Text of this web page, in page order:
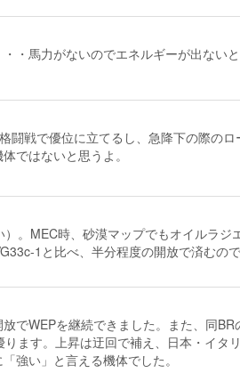
・馬力がないのでエネルギーが出ない
闘戦で優位に立てるし、急降下の際のロ
ではないと思うよ。
。MEC時、砂漠マップでもオイルラジ
1と比べ、半分程度の開放で済むの
でWEPを継続できました。また、同BR
ます。上昇は迂回で補え、日本・イタ
強い」と言える機体でした。